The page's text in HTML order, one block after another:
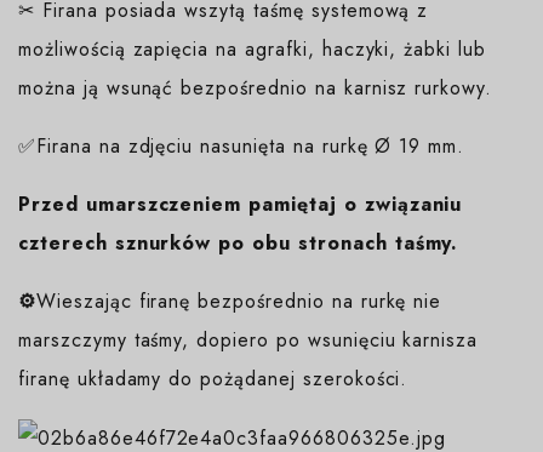
✂ Firana posiada wszytą taśmę systemową z
możliwością zapięcia na agrafki, haczyki, żabki lub
można ją wsunąć bezpośrednio na karnisz rurkowy.
✅Firana na zdjęciu nasunięta na rurkę Ø 19 mm.
Przed umarszczeniem pamiętaj o związaniu
czterech sznurków po obu stronach taśmy.
⚙️Wieszając firanę bezpośrednio na rurkę nie
marszczymy taśmy, dopiero po wsunięciu karnisza
firanę układamy do pożądanej szerokości.